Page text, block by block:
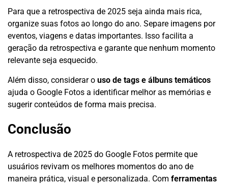
Para que a retrospectiva de 2025 seja ainda mais rica,
organize suas fotos ao longo do ano. Separe imagens por
eventos, viagens e datas importantes. Isso facilita a
geração da retrospectiva e garante que nenhum momento
relevante seja esquecido.
Além disso, considerar o uso de tags e álbuns temáticos
ajuda o Google Fotos a identificar melhor as memórias e
sugerir conteúdos de forma mais precisa.
Conclusão
A retrospectiva de 2025 do Google Fotos permite que
usuários revivam os melhores momentos do ano de
maneira prática, visual e personalizada. Com ferramentas